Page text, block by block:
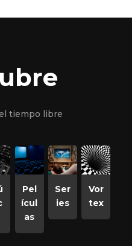
tiempo libre
Pel
ícul
as
Ser
ies
Vor
tex